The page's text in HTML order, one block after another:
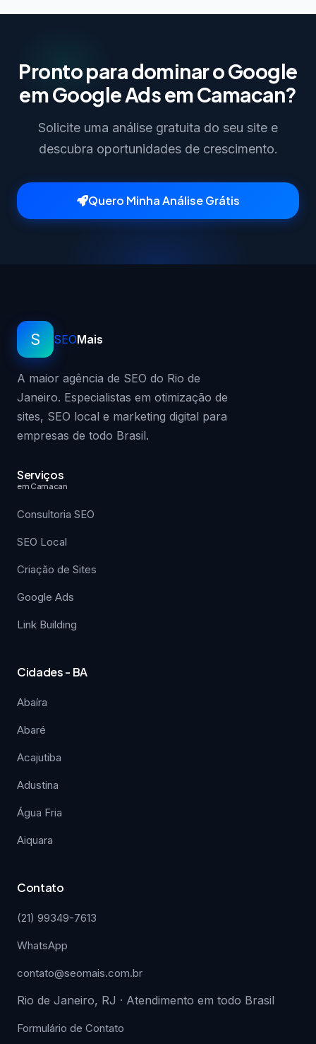
Pronto para dominar o Google
em Google Ads em Camacan?
Solicite uma análise gratuita do seu site e
descubra oportunidades de crescimento.
Quero Minha Análise Grátis
S SEOMais
A maior agência de SEO do Rio de
Janeiro. Especialistas em otimização de
sites, SEO local e marketing digital para
empresas de todo Brasil.
Serviços
em Camacan
Consultoria SEO
SEO Local
Criação de Sites
Google Ads
Link Building
Cidades - BA
Abaíra
Abaré
Acajutiba
Adustina
Água Fria
Aiquara
Contato
(21) 99349-7613
WhatsApp
contato@seomais.com.br
Rio de Janeiro, RJ · Atendimento em todo Brasil
Formulário de Contato